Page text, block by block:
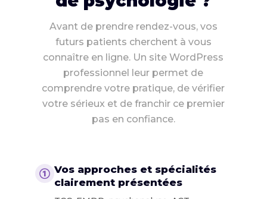
Avant de prendre rendez-vous, vos
futurs patients cherchent à vous
connaître en ligne. Un site WordPress
professionnel leur permet de
comprendre votre pratique, de vérifier
votre sérieux et de franchir ce premier
pas en confiance.
① Vos approches et spécialités
clairement présentées